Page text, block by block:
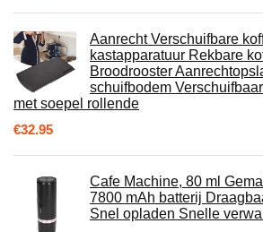
Aanrecht Verschuifbare
kastapparatuur Rekbare
Broodrooster
schuifbodem
met soepel rollende
€32.95
Cafe Machine, 80 ml
7800 mAh batterij
Snel opladen Snelle